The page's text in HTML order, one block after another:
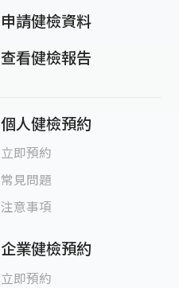
申請健檢資料
查看健檢報告
個人健檢預約
立即預約
常見問題
注意事項
企業健檢預約
立即預約